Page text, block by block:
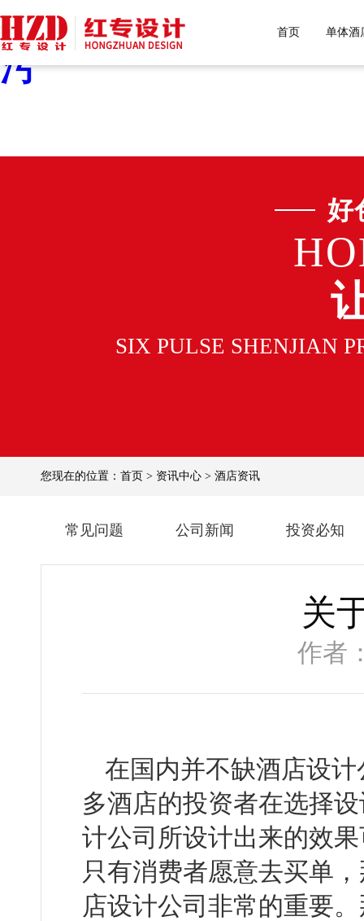
好色先生污下载,好色
污
首页 单体酒
好
SIX PULSE SHENJIAN
您现在的位置： 首页 > 资讯中心 > 酒店资讯
常见问题 公司新闻 投资必知
关
作者
在国内并不缺酒店设计
多酒店的投资者在选择设
计公司所设计出来的效果
只有消费者愿意去买单
店设计公司非常的重要